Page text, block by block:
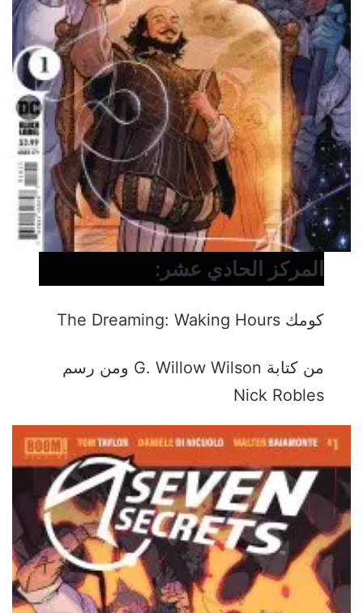
المركز الحادي عشر:
كومك The Dreaming: Waking Hours
من كتابة G. Willow Wilson ومن رسم
Nick Robles